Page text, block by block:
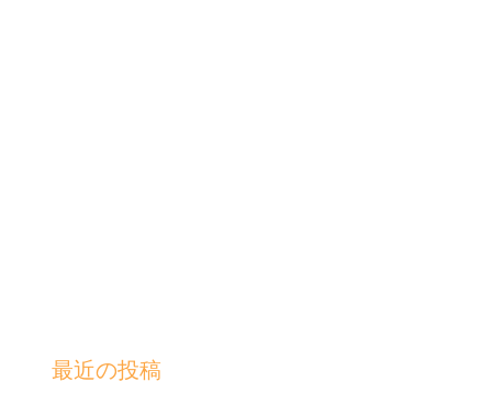
最近の投稿